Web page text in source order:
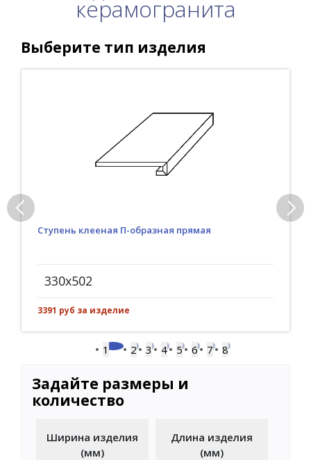
керамогранита
Выберите тип изделия
Ступень клееная П-образная прямая
330x502
3391 руб за изделие
1 2 3 4 5 6 7 8
Задайте размеры и
количество
Ширина изделия
(мм)
Длина изделия
(мм)